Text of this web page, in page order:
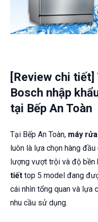
[Review chi
Bosch nhập
tại Bếp An Toàn
Tại Bếp An Toàn, máy
luôn là lựa chọn hàng
lượng vượt trội và độ bền
tiết top 5 model đang
cái nhìn tổng quan và lựa
nhu cầu sử dụng.